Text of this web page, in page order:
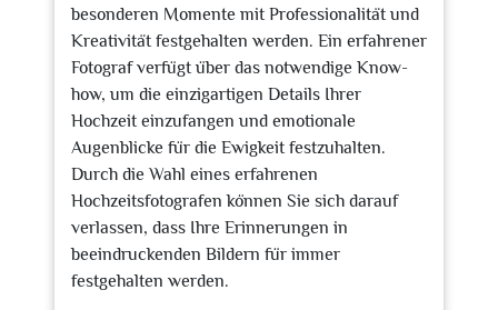
besonderen Momente mit Professionalität und
Kreativität festgehalten werden. Ein erfahrener
Fotograf verfügt über das notwendige Know-
how, um die einzigartigen Details Ihrer
Hochzeit einzufangen und emotionale
Augenblicke für die Ewigkeit festzuhalten.
Durch die Wahl eines erfahrenen
Hochzeitsfotografen können Sie sich darauf
verlassen, dass Ihre Erinnerungen in
beeindruckenden Bildern für immer
festgehalten werden.